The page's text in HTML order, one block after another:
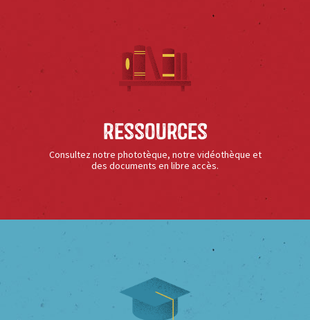
Ressources
Consultez notre phototèque, notre vidéothèque et
des documents en libre accès.